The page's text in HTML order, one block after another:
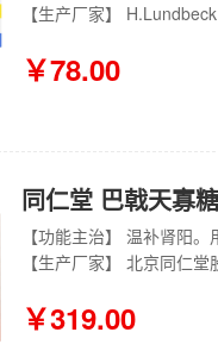
【生产厂家】
￥78.00
同仁堂 巴戟天寡
【生产厂家】 北京同仁
￥319.00